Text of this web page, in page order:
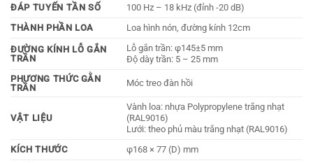
ĐÁP TUYẾN TẦN SỐ
100 Hz – 18 kHz (đỉnh -20 dB)
THÀNH PHẦN LOA
Loa hình nón, đường kính 12cm
ĐƯỜNG KÍNH LỖ GẮN
TRẦN
Lỗ gắn trần: φ145±5 mm
Độ dày trần: 5 – 25 mm
PHƯƠNG THỨC GẰN
TRẦN
Móc treo đàn hồi
VẬT LIỆU
Vành loa: nhựa Polypropylene trắng nhạt
(RAL9016)
Lưới: theo phủ màu trắng nhạt (RAL9016)
KÍCH THƯỚC
φ168 × 77 (D) mm